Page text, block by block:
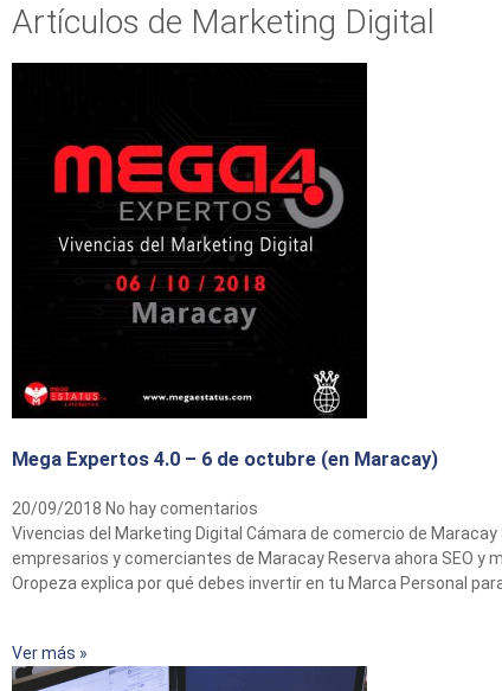
Artículos de Marketing Digital
Mega Expertos 4.0 – 6 de octubre (en Maracay)
20/09/2018 No hay comentarios
Vivencias del Marketing Digital Cámara de comercio de
empresarios y comerciantes de Maracay Reserva ahora SEO
Oropeza explica por qué debes invertir en tu Marca Personal
Ver más »